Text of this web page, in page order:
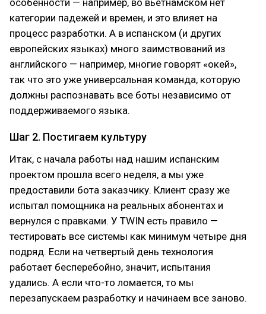
особенности — например, во вьетнамском нет
категории падежей и времен, и это влияет на
процесс разработки. А в испанском (и других
европейских языках) много заимствований из
английского — например, многие говорят «окей»,
так что это уже универсальная команда, которую
должны распознавать все боты независимо от
поддерживаемого языка.
Шаг 2. Постигаем культуру
Итак, с начала работы над нашим испанским
проектом прошла всего неделя, а мы уже
предоставили бота заказчику. Клиент сразу же
испытал помощника на реальных абонентах и
вернулся с правками. У TWIN есть правило —
тестировать все системы как минимум четыре дня
подряд. Если на четвертый день технология
работает бесперебойно, значит, испытания
удались. А если что-то ломается, то мы
перезапускаем разработку и начинаем все заново.